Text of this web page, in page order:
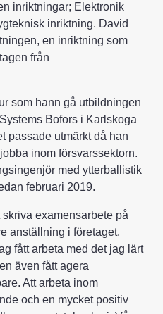
inriktningar; Elektronik
inriktning. David
en inriktning som
från
som hann gå utbildningen
Bofors i Karlskoga
passade utmärkt då han
inom försvarssektorn.
med ytterballistik
februari 2019.
examensarbete på
anställning i företaget.
fått arbeta med det jag lärt
även fått agera
Att arbeta inom
och en mycket positiv